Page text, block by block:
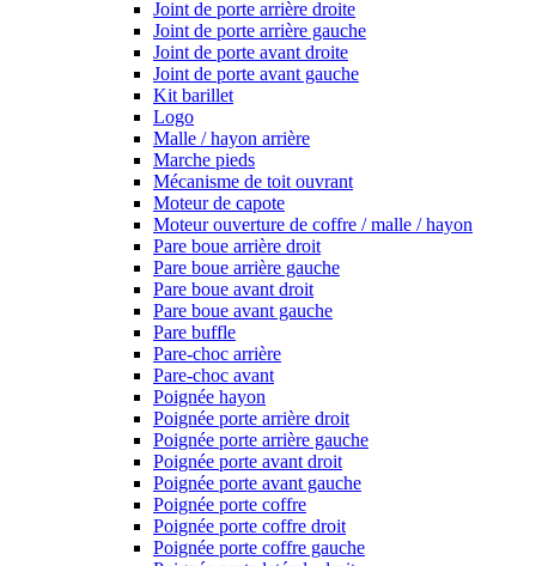
Joint de porte arrière droite
Joint de porte arrière gauche
Joint de porte avant droite
Joint de porte avant gauche
Kit barillet
Logo
Malle / hayon arrière
Marche pieds
Mécanisme de toit ouvrant
Moteur de capote
Moteur ouverture de coffre / malle / hayon
Pare boue arrière droit
Pare boue arrière gauche
Pare boue avant droit
Pare boue avant gauche
Pare buffle
Pare-choc arrière
Pare-choc avant
Poignée hayon
Poignée porte arrière droit
Poignée porte arrière gauche
Poignée porte avant droit
Poignée porte avant gauche
Poignée porte coffre
Poignée porte coffre droit
Poignée porte coffre gauche